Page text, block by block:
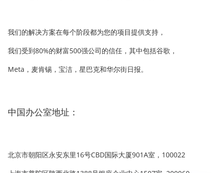
我们的解决方案在每个阶段都为您的项目提供支持，
我们受到80%的财富500强公司的信任，其中包括谷歌，
Meta，麦肯锡，宝洁，星巴克和华尔街日报。
中国办公室地址：
北京市朝阳区永安东里16号CBD国际大厦901A室，100022